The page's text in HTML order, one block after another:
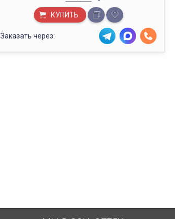
КУПИТЬ
Заказать через: